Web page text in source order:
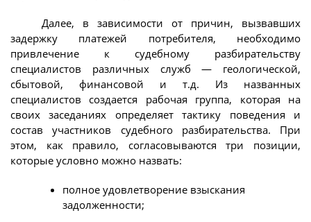
Далее, в зависимости от причин, вызвавших
задержку платежей потребителя, необходимо
привлечение к судебному разбирательству
специалистов различных служб — геологической,
сбытовой, финансовой и т.д. Из названных
специалистов создается рабочая группа, которая на
своих заседаниях определяет тактику поведения и
состав участников судебного разбирательства. При
этом, как правило, согласовываются три позиции,
которые условно можно назвать:
полное удовлетворение взыскания
задолженности;